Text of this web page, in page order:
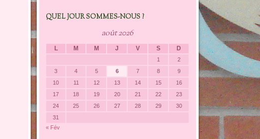
QUEL JOUR SOMMES-NOUS ?
août 2026
L M M J V S D
1
2
3
4 5 6 7 8
9
10
11 12 13 14 15
16
17
18 19 20 21 22
23
24
25 26 27 28 29
30
31
« Fév